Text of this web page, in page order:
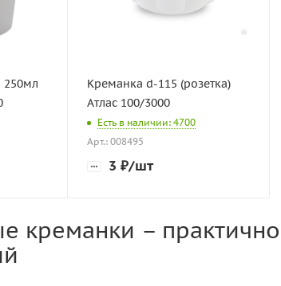
250мл
Креманка d-115 (розетка)
Атлас 100/3000
Есть в наличии: 4700
Арт.: 008495
3 ₽/шт
креманки –